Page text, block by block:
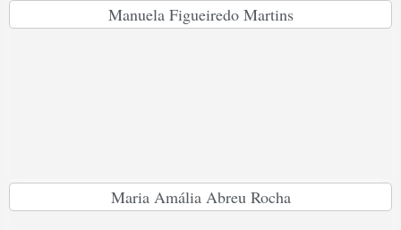
Manuela Figueiredo Martins
Maria Amália Abreu Rocha